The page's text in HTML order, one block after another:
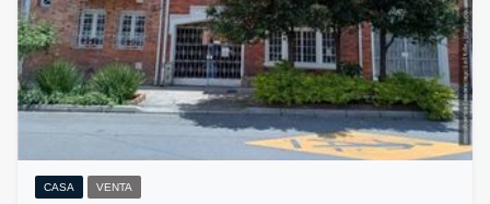
CASA VENTA